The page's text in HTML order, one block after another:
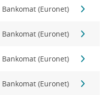
Bankomat (Euronet)
Bankomat (Euronet)
Bankomat (Euronet)
Bankomat (Euronet)